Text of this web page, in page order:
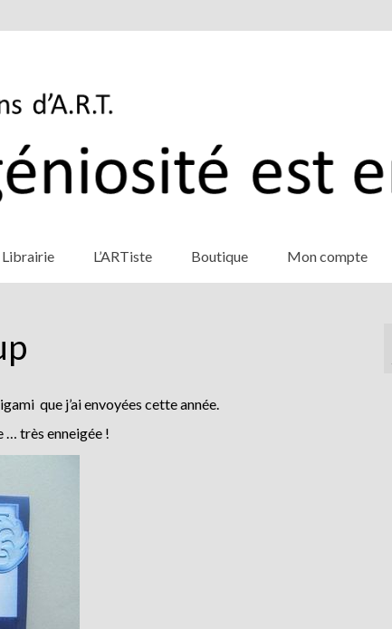
Librairie L’ARTiste Boutique Mon compte
que j’ai envoyées cette année.
… très enneigée !